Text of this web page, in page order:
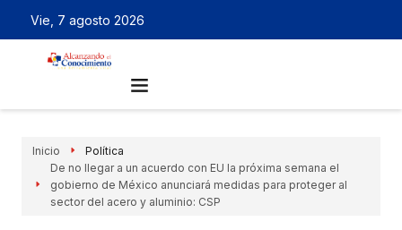
Vie, 7 agosto 2026
Inicio
Política
De no llegar a un acuerdo con EU la próxima semana el
gobierno de México anunciará medidas para proteger al
sector del acero y aluminio: CSP